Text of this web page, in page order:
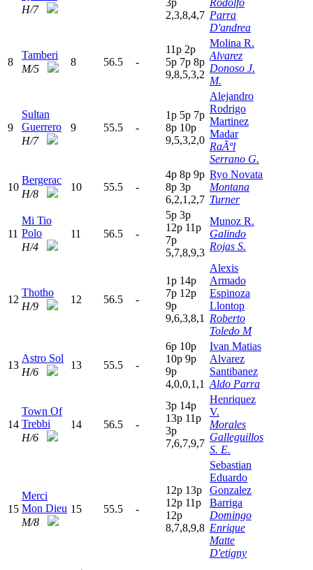
H/7
3p
2,3,8,4,7
Rodolfo
Parra
D'andrea
8
Tamberi
M/5
8 56.5 -
11p 2p
5p 7p 8p
9,8,5,3,2
Molina R.
Alvarez
Donoso J.
M.
9
Sultan
Guerrero
H/7
9 55.5 -
1p 5p 7p
8p 10p
9,5,3,2,0
Alejandro
Rodrigo
Martinez
Madar
RaÃºl
Serrano G.
10
Bergerac
H/8
10 55.5 -
4p 8p 9p
8p 3p
6,2,1,2,7
Ryo Novata
Montana
Turner
11
Mi Tio
Polo
H/4
11 56.5 -
5p 3p
12p 11p
7p
5,7,8,9,3
Munoz R.
Galindo
Rojas S.
12
Thotho
H/9
12 56.5 -
1p 14p
7p 12p
9p
9,6,3,8,1
Alexis
Armado
Espinoza
Llontop
Roberto
Toledo M
13
Astro Sol
H/6
13 55.5 -
6p 10p
10p 9p
9p
4,0,0,1,1
Ivan Matias
Alvarez
Santibanez
Aldo Parra
14
Town Of
Trebbi
H/6
14 56.5 -
3p 14p
13p 11p
3p
7,6,7,9,7
Henriquez
V.
Morales
Galleguillos
S. E.
15
Merci
Mon Dieu
M/8
15 55.5 -
12p 13p
12p 11p
12p
8,7,8,9,8
Sebastian
Eduardo
Gonzalez
Barriga
Domingo
Enrique
Matte
D'etigny